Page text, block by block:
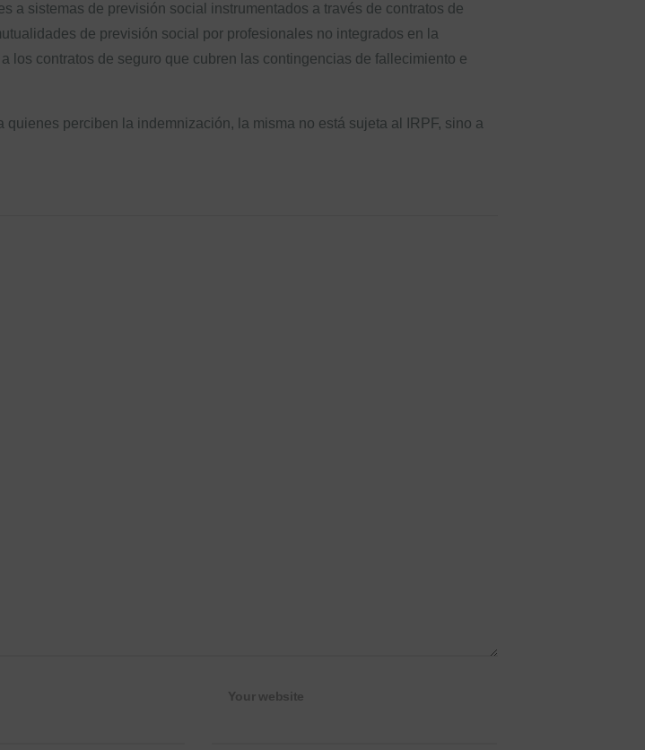
a sistemas de previsión social instrumentados a través de contratos de
de previsión social por profesionales no integrados en la
los contratos de seguro que cubren las contingencias de fallecimiento e
quienes perciben la indemnización, la misma no está sujeta al IRPF, sino a
Your website